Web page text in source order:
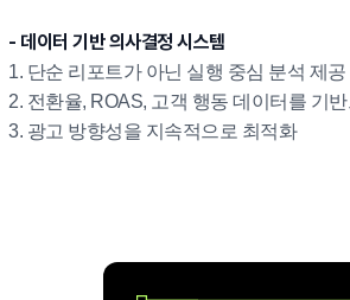
- 데이터 기반 의사결정 시스템
1. 단순 리포트가 아닌 실행 중심 분석 제공
2. 전환율, ROAS, 고객 행동 데이터를 기
3. 광고 방향성을 지속적으로 최적화